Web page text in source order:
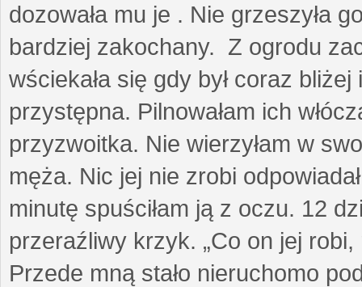
dozowała mu je . Nie grzeszyła
bardziej zakochany. Z ogrodu
wściekała się gdy był coraz
przystępna. Pilnowałam ich
przyzwoitka. Nie wierzyłam w
męża. Nic jej nie zrobi
minutę spuściłam ją z oczu. 12
przeraźliwy krzyk. „Co on jej
Przede mną stało nieruchomo